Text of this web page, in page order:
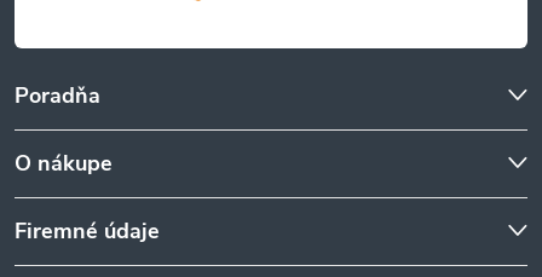
Poradňa
O nákupe
Firemné údaje